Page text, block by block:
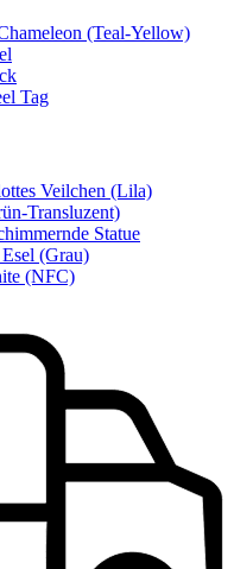
(Teal-Yellow)
Tag
Veilchen (Lila)
Transluzent)
Statue
(Grau)
(NFC)